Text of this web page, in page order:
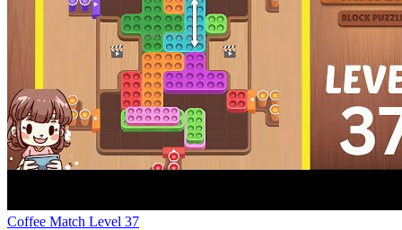
Level 37